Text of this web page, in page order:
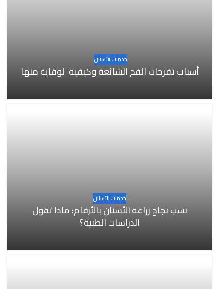
خدمات الأسنان
أسباب تقرحات الفم الشائعة وكيفية الوقاية منها
خدمات الأسنان
نسب نجاح زراعة الأسنان بالأرقام: ماذا تقول
الدراسات الطبية؟